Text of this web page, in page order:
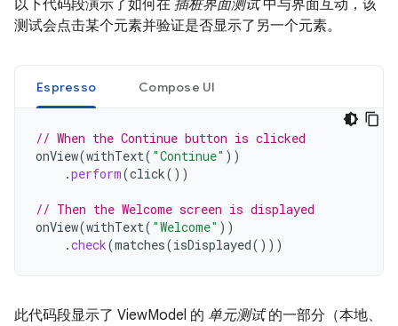
以下代码段演示了如何在 插桩界面测试中与界面互动，该
测试会点击某个元素并验证是否显示了另一个元素。
Espresso Compose UI
// When the Continue button is clicked
onView(withText( "Continue" ))
.perform(click())
// Then the Welcome screen is displayed
onView(withText( "Welcome" ))
.check(matches(isDisplayed()))
此代码段显示了 ViewModel 的 单元测试的一部分（本地、